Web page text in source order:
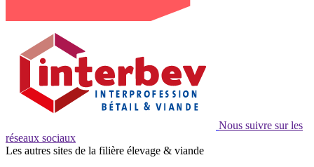
Nous suivre sur les
réseaux sociaux
Les autres sites de la filière élevage & viande